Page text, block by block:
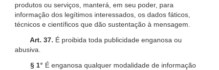
produtos ou serviços, manterá, em seu poder, para
informação dos legítimos interessados, os dados fáticos,
técnicos e científicos que dão sustentação à mensagem.
Art. 37. É proibida toda publicidade enganosa ou
abusiva.
§ 1° É enganosa qualquer modalidade de informação